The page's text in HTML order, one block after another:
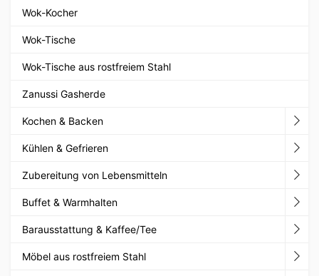
Wok-Kocher
Wok-Tische
Wok-Tische aus rostfreiem Stahl
Zanussi Gasherde
Kochen & Backen
Kühlen & Gefrieren
Zubereitung von Lebensmitteln
Buffet & Warmhalten
Barausstattung & Kaffee/Tee
Möbel aus rostfreiem Stahl